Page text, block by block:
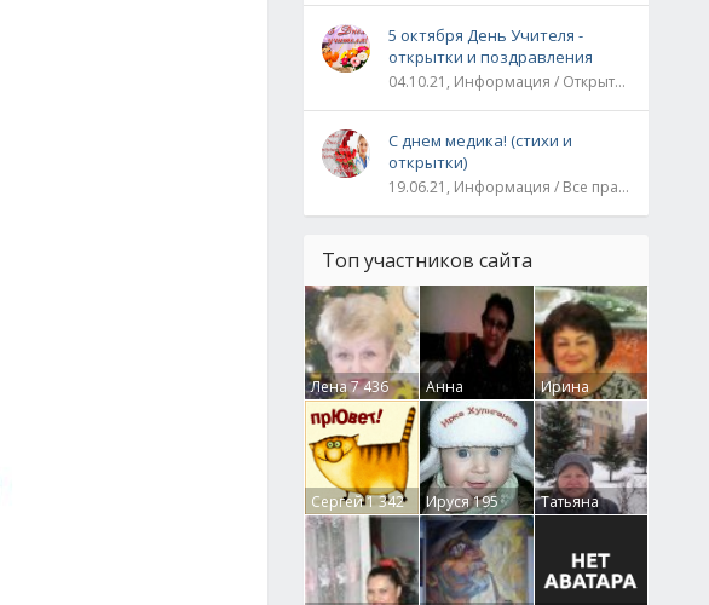
5 октября День Учителя -
открытки и поздравления
04.10.21, Информация / Открытки / Все праздники
С днем медика! (стихи и
открытки)
19.06.21, Информация / Все праздники
Топ участников сайта
Лена7 436
Анна
Гумлевая0
Ирина
Бруцкая41
Сергей1 342 Ируся195
Татьяна
Крючкова0